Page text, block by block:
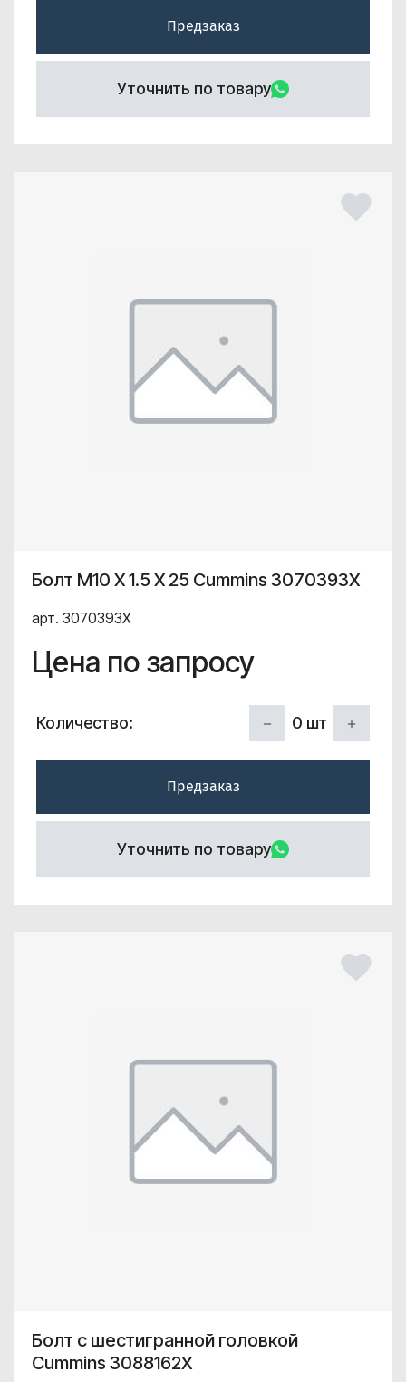
Предзаказ
Уточнить по товару
Болт M10 X 1.5 X 25 Cummins 3070393X
арт. 3070393X
Цена по запросу
Количество: 0 шт
Предзаказ
Уточнить по товару
Болт с шестигранной головкой
Cummins 3088162X